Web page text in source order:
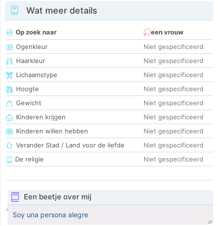
Wat meer details
Op zoek naar
een vrouw
Ogenkleur
Niet gespecificeerd
Haarkleur
Niet gespecificeerd
Lichaamstype
Niet gespecificeerd
Hoogte
Niet gespecificeerd
Gewicht
Niet gespecificeerd
Kinderen krijgen
Niet gespecificeerd
Kinderen willen hebben
Niet gespecificeerd
Verander Stad / Land voor de liefde
Niet gespecificeerd
De religie
Niet gespecificeerd
Een beetje over mij
Soy una persona alegre